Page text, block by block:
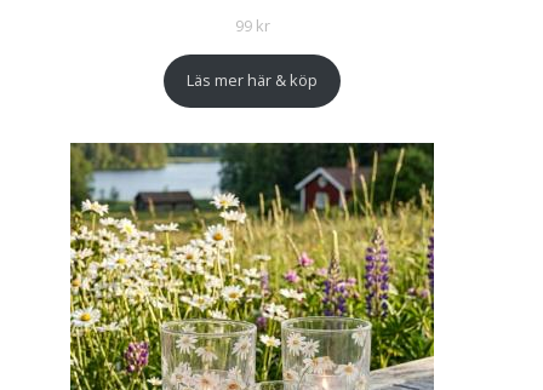
99 kr
Läs mer här & köp